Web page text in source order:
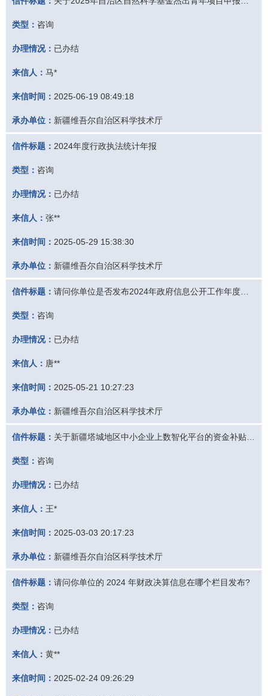
类型： 咨询
办理情况： 已办结
来信人： 马*
来信时间： 2025-06-19 08:49:18
承办单位： 新疆维吾尔自治区科学技术厅
信件标题： 2024年度行政执法统计年报
类型： 咨询
办理情况： 已办结
来信人： 张**
来信时间： 2025-05-29 15:38:30
承办单位： 新疆维吾尔自治区科学技术厅
信件标题：
类型： 咨询
办理情况： 已办结
来信人： 唐**
来信时间： 2025-05-21 10:27:23
承办单位： 新疆维吾尔自治区科学技术厅
信件标题：
类型： 咨询
办理情况： 已办结
来信人： 王*
来信时间： 2025-03-03 20:17:23
承办单位： 新疆维吾尔自治区科学技术厅
信件标题： 请问你单位的 2024 年财政决算信息在哪个栏目发布?
类型： 咨询
办理情况： 已办结
来信人： 黄**
来信时间： 2025-02-24 09:26:29